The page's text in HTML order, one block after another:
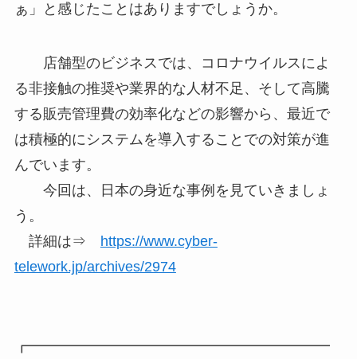
ぁ」と感じたことはありますでしょうか。
店舗型のビジネスでは、コロナウイルスによ
る非接触の推奨や業界的な人材不足、そして高騰
する販売管理費の効率化などの影響から、最近で
は積極的にシステムを導入することでの対策が進
んでいます。
今回は、日本の身近な事例を見ていきましょ
う。
詳細は⇒ https://www.cyber-
telework.jp/archives/2974
┏━━━━━━━━━━━━━━━━━━━━━